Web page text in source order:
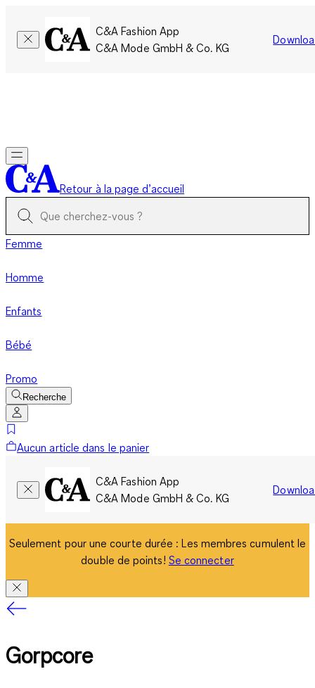
C&A Fashion App
C&A Mode GmbH & Co. KG
Retour à la page d’accueil
Femme
Homme
Enfants
Bébé
Promo
Recherche
Aucun article dans le panier
C&A Fashion App
C&A Mode GmbH & Co. KG
Seulement pour une courte durée : Les membres cumulent le
double de points! Se connecter
Gorpcore